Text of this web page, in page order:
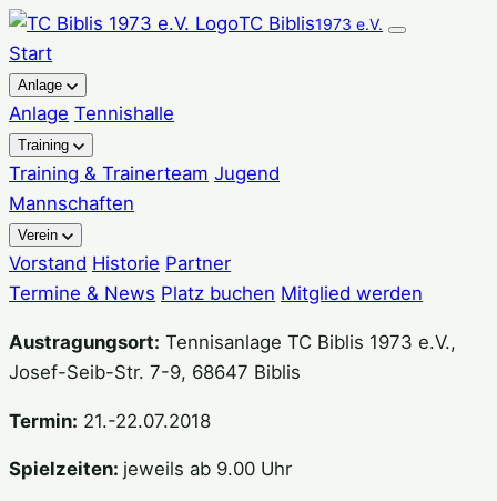
Zum
Inhalt
springen
TC Biblis1973 e.V.
Start
Anlage
Anlage Tennishalle
Training
Training & Trainerteam Jugend
Mannschaften
Verein
Vorstand Historie Partner
Termine & News Platz buchen Mitglied werden
Austragungsort: Tennisanlage TC Biblis 1973 e.V.,
Josef-Seib-Str. 7-9, 68647 Biblis
Termin: 21.-22.07.2018
Spielzeiten: jeweils ab 9.00 Uhr